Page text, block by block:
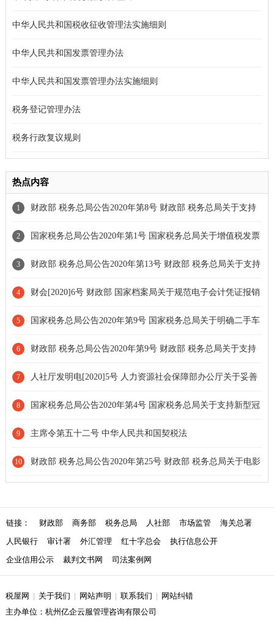
中华人民共和国税收征收管理法实施细则
中华人民共和国发票管理办法
中华人民共和国发票管理办法实施细则
税务登记管理办法
税务行政复议规则
热点内容
1 财政部 税务总局公告2020年第8号 财政部 税务总局关于支持
新型冠状病毒感染的肺炎疫情防控有关税收政策的公告[延长期限]
2 国家税务总局公告2020年第1号 国家税务总局关于增值税发票
综合服务平台等事项的公告
3 财政部 税务总局公告2020年第13号 财政部 税务总局关于支持
个体工商户复工复业增值税政策的公告[全文失效]
4 财会[2020]6号 财政部 国家档案局关于规范电子会计凭证报销
入账归档的通知
5 国家税务总局公告2020年第9号 国家税务总局关于明确二手车
经销等若干增值税征管问题的公告
6 财政部 税务总局公告2020年第9号 财政部 税务总局关于支持
新型冠状病毒感染的肺炎疫情防控有关捐赠税收政策的公告[延长
期限]
7 人社厅发明电[2020]5号 人力资源社会保障部办公厅关于妥善
处理新型冠状病毒感染的肺炎疫情防控期间劳动关系问题的通知
8 国家税务总局公告2020年第4号 国家税务总局关于支持新型冠
状病毒感染的肺炎疫情防控有关税收征收管理事项的公告[条款废
止]
9 主席令第五十二号 中华人民共和国契税法
10 财政部 税务总局公告2020年第25号 财政部 税务总局关于电影
链接： 财政部 商务部 税务总局 人社部 市场监管
海关总署
人民银行
审计署 外汇管理 红十字总会
执行信息公开
企业信用公示
裁判文书网 司法案例网
税屋网 | 关于我们 | 网站声明 | 联系我们 | 网站纠错
主办单位：杭州亿企云服管理咨询有限公司